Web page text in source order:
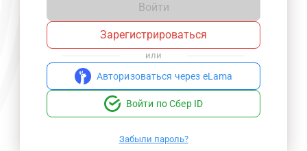
Войти
Зарегистрироваться
или
Авторизоваться через eLama
Войти по Сбер ID
Забыли пароль?